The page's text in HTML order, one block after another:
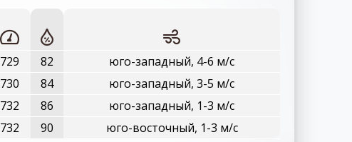
729 82
юго-западный, 4-6 м/с
730 84
юго-западный, 3-5 м/с
732 86
юго-западный, 1-3 м/с
732 90 юго-восточный, 1-3 м/с